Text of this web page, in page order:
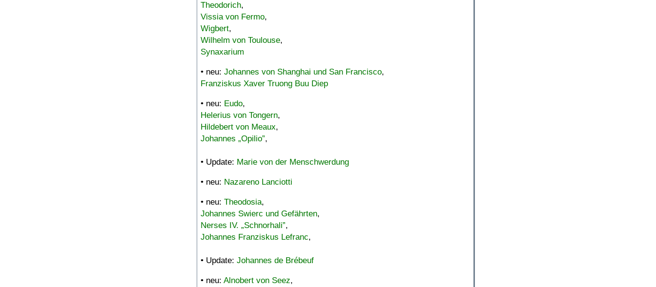
Theodorich,
Vissia von Fermo,
Wigbert,
Wilhelm von Toulouse,
Synaxarium
• neu: Johannes von Shanghai und San Francisco,
Franziskus Xaver Truong Buu Diep
• neu: Eudo,
Helerius von Tongern,
Hildebert von Meaux,
Johannes „Opilio”,
• Update: Marie von der Menschwerdung
• neu: Nazareno Lanciotti
• neu: Theodosia,
Johannes Swierc und Gefährten,
Nerses IV. „Schnorhali”,
Johannes Franziskus Lefranc,
• Update: Johannes de Brébeuf
• neu: Alnobert von Seez,